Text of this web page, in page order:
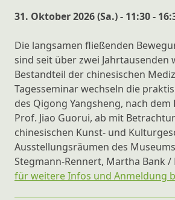
31. Oktober 2026 (Sa.) - 11:30 -
Die langsamen fließenden
sind seit über zwei Jahrtausenden
Bestandteil der chinesischen
Tagesseminar wechseln die
des Qigong Yangsheng, nach dem
Prof. Jiao Guorui, ab mit
chinesischen Kunst- und
Ausstellungsräumen des
Stegmann-Rennert, Martha Bank /
für weitere Infos und Anmeldung